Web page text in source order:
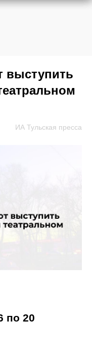
выступить
ИА Тульская пресса
по 20